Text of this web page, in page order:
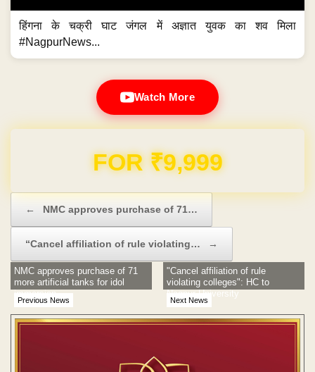
हिंगना के चक्री घाट जंगल में अज्ञात युवक का शव मिला
#NagpurNews...
Watch More
Domain & Hosting FREE for 1 Year
← NMC approves purchase of 71…
“Cancel affiliation of rule violating… →
Previous News
NMC approves purchase of 71
more artificial tanks for idol
immersion
Next News
"Cancel affiliation of rule
violating colleges": HC to
Nagpur University